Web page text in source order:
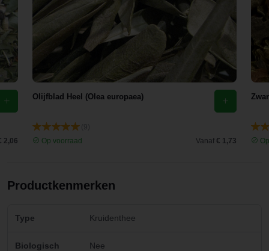
2,06
Olijfblad Heel (Olea europaea)
Op voorraad
Vanaf € 1,73
Productkenmerken
Type Kruidenthee
Biologisch Nee